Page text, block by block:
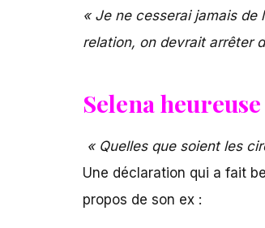
« Je ne cesserai jamais de
relation, on devrait arrêter
Selena
« Quelles que soient les
Une déclaration qui a fait
propos de son ex :